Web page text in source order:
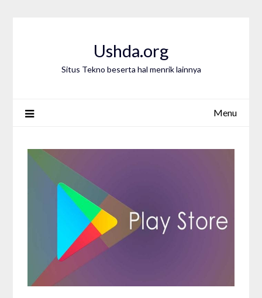
Ushda.org
Situs Tekno beserta hal menrik lainnya
Menu